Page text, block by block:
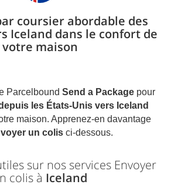
coursier abordable des
Iceland dans le confort de
votre maison
Parcelbound Send a Package pour
les États-Unis vers Iceland
maison. Apprenez-en davantage
un colis ci-dessous.
sur nos services Envoyer
colis à Iceland